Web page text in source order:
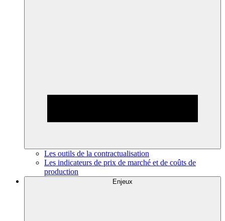
Les outils de la contractualisation
Les indicateurs de prix de marché et de coûts de
production
Enjeux